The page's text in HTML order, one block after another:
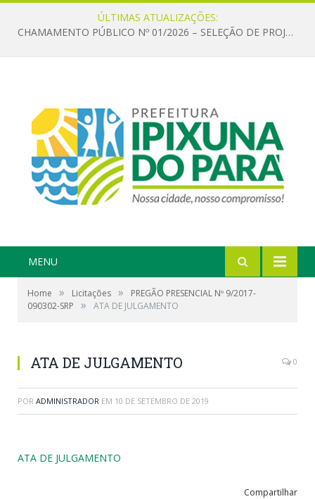
ÚLTIMAS ATUALIZAÇÕES:
CHAMAMENTO PÚBLICO Nº 01/2026 – SELEÇÃO DE PROJETOS PARA FIRMAR TERMO DE EXECUÇÃO CULTURAL COM RECURSOS DA POLÍTICA NACIONAL ALDIR BLANC DE FOMENTO À CULTURA – PNAB (LEI Nº 14.399/2022)
MENU
Home » Licitações »
PREGÃO PRESENCIAL Nº 9/2017-
090302-SRP
» ATA DE JULGAMENTO
ATA DE JULGAMENTO 0
POR ADMINISTRADOR EM 10 DE SETEMBRO DE 2019
ATA DE JULGAMENTO
Compartilhar